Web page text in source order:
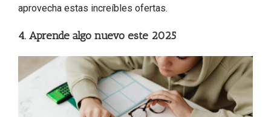
aprovecha estas increíbles ofertas.
4. Aprende algo nuevo este 2025